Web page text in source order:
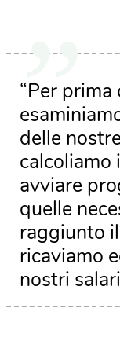
“Per prima
delle
calcoliamo
avviare
quelle
raggiunto
ricaviamo
nostri